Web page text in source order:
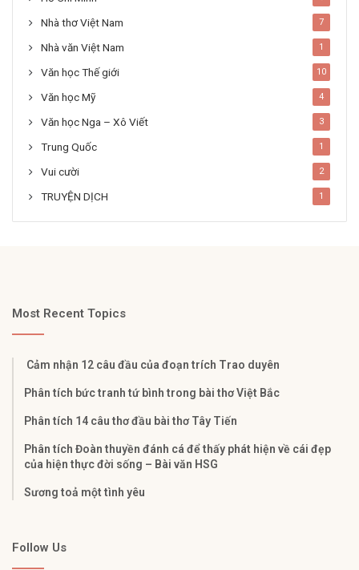
Nhà thơ Việt Nam 7
Nhà văn Việt Nam 1
Văn học Thế giới 10
Văn học Mỹ 4
Văn học Nga – Xô Viết 3
Trung Quốc 1
Vui cười 2
TRUYỆN DỊCH 1
Most Recent Topics
Cảm nhận 12 câu đầu của đoạn trích Trao duyên
Phân tích bức tranh tứ bình trong bài thơ Việt Bắc
Phân tích 14 câu thơ đầu bài thơ Tây Tiến
Phân tích Đoàn thuyền đánh cá để thấy phát hiện về cái đẹp
của hiện thực đời sống – Bài văn HSG
Sương toả một tình yêu
Follow Us